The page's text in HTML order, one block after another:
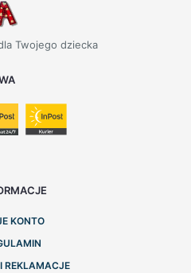
Twojego dziecka
KONTO
REKLAMACJE